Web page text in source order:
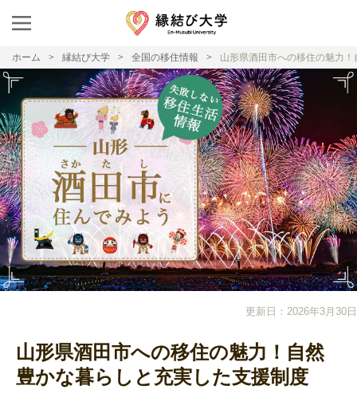
ホーム 縁結び大学 全国の移住情報 山形県酒田市への移住の魅力
更新日：2026年3月30日
山形県酒田市への移住の魅力！自然
豊かな暮らしと充実した支援制度